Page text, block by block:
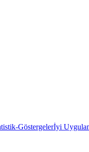
Göstergelerİyi